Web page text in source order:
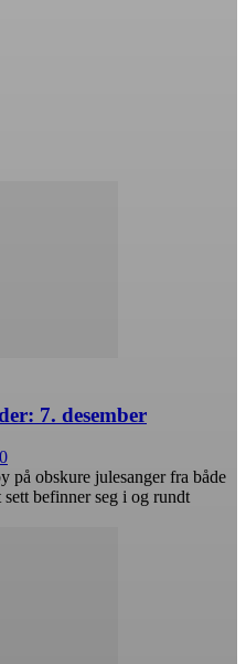
7. desember
0
på obskure julesanger fra både
befinner seg i og rundt